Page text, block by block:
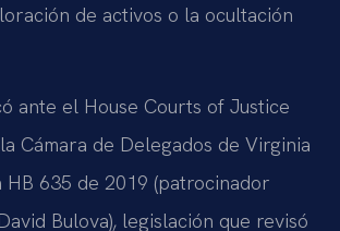
de activos o la ocultación
ante el House Courts of Justice
Cámara de Delegados de Virginia
HB 635 de 2019 (patrocinador
Bulova), legislación que revisó